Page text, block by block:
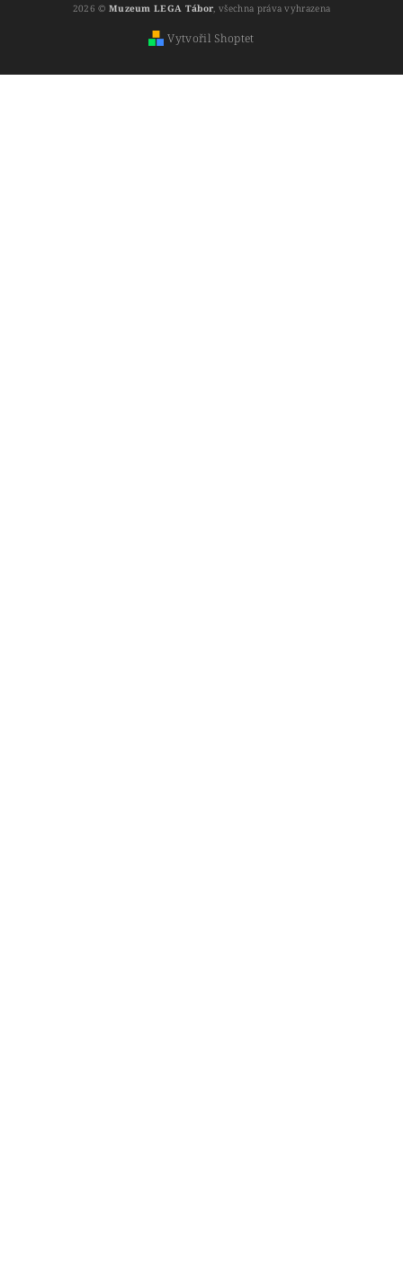
2026 © Muzeum LEGA Tábor, všechna práva vyhrazena
Vytvořil Shoptet